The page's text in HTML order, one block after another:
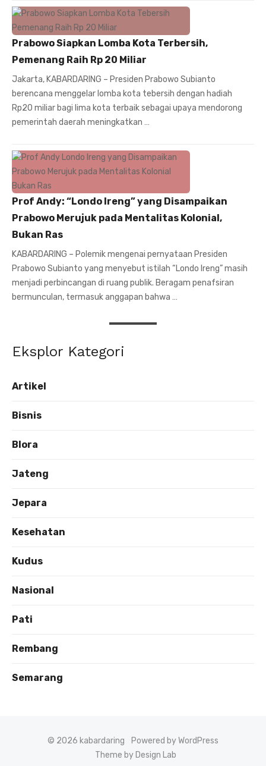
Prabowo Siapkan Lomba Kota Terbersih,
Pemenang Raih Rp 20 Miliar
Jakarta, KABARDARING – Presiden Prabowo Subianto
berencana menggelar lomba kota tebersih dengan hadiah
Rp20 miliar bagi lima kota terbaik sebagai upaya mendorong
pemerintah daerah meningkatkan …
Prof Andy: “Londo Ireng” yang Disampaikan
Prabowo Merujuk pada Mentalitas Kolonial,
Bukan Ras
KABARDARING – Polemik mengenai pernyataan Presiden
Prabowo Subianto yang menyebut istilah “Londo Ireng” masih
menjadi perbincangan di ruang publik. Beragam penafsiran
bermunculan, termasuk anggapan bahwa …
Eksplor Kategori
Artikel
Bisnis
Blora
Jateng
Jepara
Kesehatan
Kudus
Nasional
Pati
Rembang
Semarang
© 2026 kabardaring
Powered by WordPress
Theme by Design Lab